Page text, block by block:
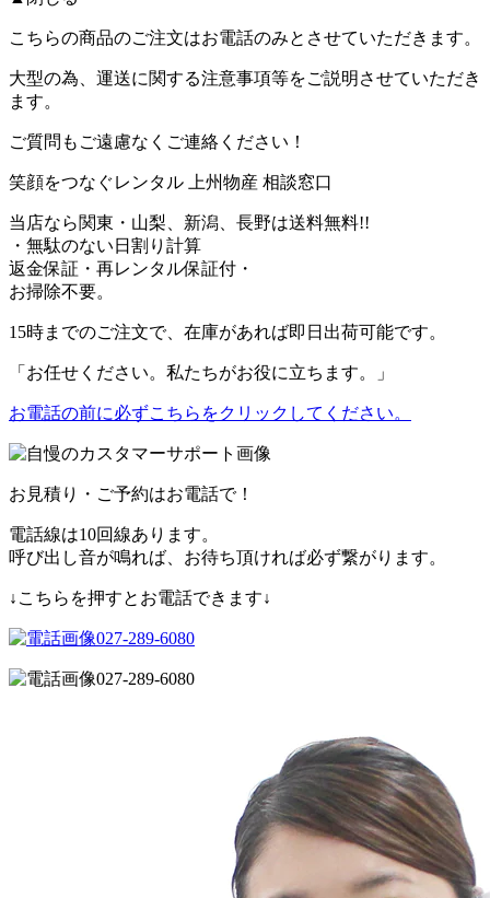
こちらの商品のご注文はお電話のみとさせていただきます。
大型の為、運送に関する注意事項等をご説明させていただき
ます。
ご質問もご遠慮なくご連絡ください！
笑顔をつなぐレンタル 上州物産 相談窓口
当店なら関東・山梨、新潟、長野は送料無料!!
・無駄のない日割り計算
返金保証・再レンタル保証付・
お掃除不要。
15時までのご注文で、在庫があれば即日出荷可能です。
「お任せください。私たちがお役に立ちます。」
お電話の前に必ずこちらをクリックしてください。
お見積り・ご予約はお電話で！
電話線は10回線あります。
呼び出し音が鳴れば、お待ち頂ければ必ず繋がります。
↓こちらを押すとお電話できます↓
027-289-6080
027-289-6080